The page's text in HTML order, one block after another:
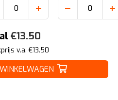
+ − +
€13.50
v.a. €13.50